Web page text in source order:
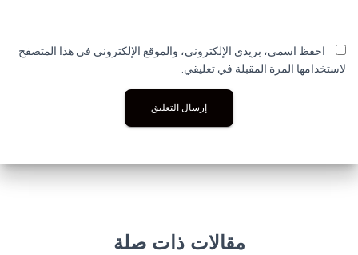
احفظ اسمي، بريدي الإلكتروني، والموقع الإلكتروني في هذا المتصفح
لاستخدامها المرة المقبلة في تعليقي.
مقالات ذات صلة